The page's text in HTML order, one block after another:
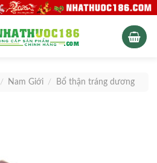
/ Nam Giới / Bổ thận tráng dương